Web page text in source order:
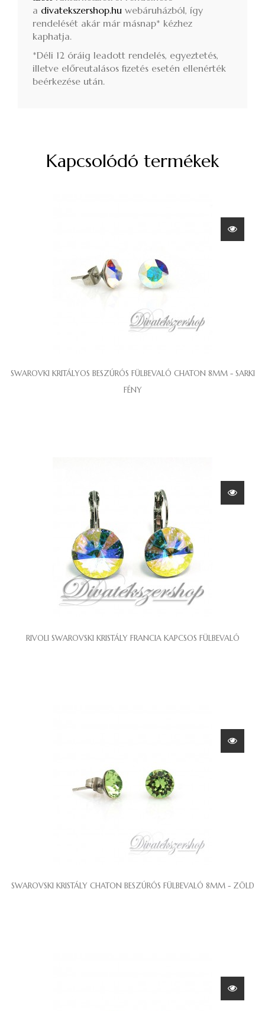
a divatekszershop.hu webáruházból, így
rendelését akár már másnap* kézhez
kaphatja.
*Déli 12 óráig leadott rendelés, egyeztetés,
illetve előreutalásos fizetés esetén ellenérték
beérkezése után.
Kapcsolódó termékek
SWAROVKI KRITÁLYOS BESZÚRÓS FÜLBEVALÓ CHATON 8MM - SARKI
FÉNY
RIVOLI SWAROVSKI KRISTÁLY FRANCIA KAPCSOS FÜLBEVALÓ
SWAROVSKI KRISTÁLY CHATON BESZÚRÓS FÜLBEVALÓ 8MM - ZÖLD